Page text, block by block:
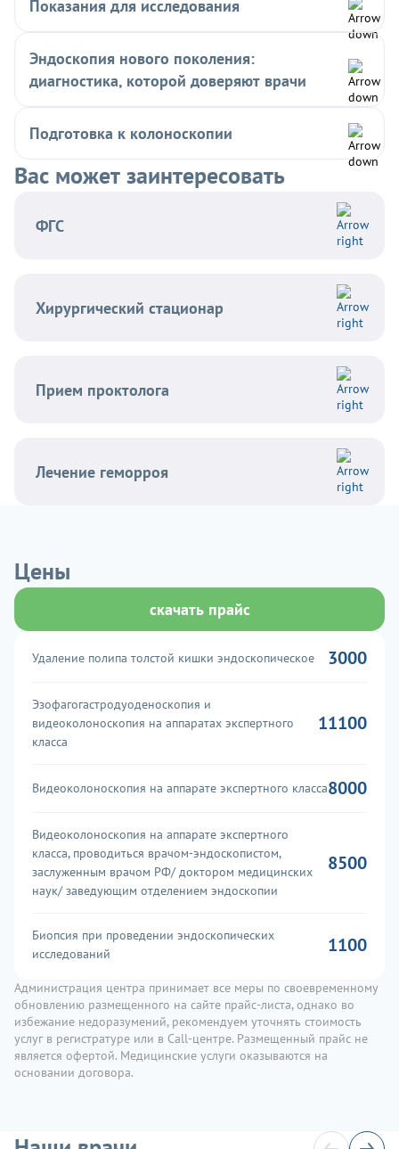
Показания для исследования
Эндоскопия нового поколения:
диагностика, которой доверяют врачи
Подготовка к колоноскопии
Вас может заинтересовать
ФГС
Хирургический стационар
Прием проктолога
Лечение геморроя
Цены
скачать прайс
Удаление полипа толстой кишки эндоскопическое 3000
Эзофагогастродуоденоскопия и
видеоколоноскопия на аппаратах экспертного
класса
11100
Видеоколоноскопия на аппарате экспертного класса8000
Видеоколоноскопия на аппарате экспертного
класса, проводиться врачом-эндоскопистом,
заслуженным врачом РФ/ доктором медицинских
наук/ заведующим отделением эндоскопии
8500
Биопсия при проведении эндоскопических
исследований
1100
Администрация центра принимает все меры по своевременному
обновлению размещенного на сайте прайс-листа, однако во
избежание недоразумений, рекомендуем уточнять стоимость
услуг в регистратуре или в Call-центре. Размещенный прайс не
является офертой. Медицинские услуги оказываются на
основании договора.